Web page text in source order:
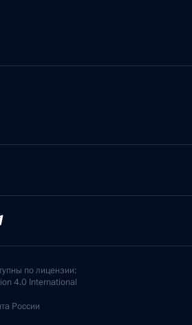
по лицензии:
4.0 International
России